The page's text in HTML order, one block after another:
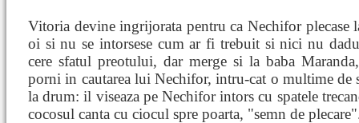
Vitoria devine ingrijorata pentru ca Nechifor plecase
oi si nu se intorsese cum ar fi trebuit si nici nu
cere sfatul preotului, dar merge si la baba
porni in cautarea lui Nechifor, intru-cat o multime de
la drum: il viseaza pe Nechifor intors cu spatele
cocosul canta cu ciocul spre poarta, "semn de